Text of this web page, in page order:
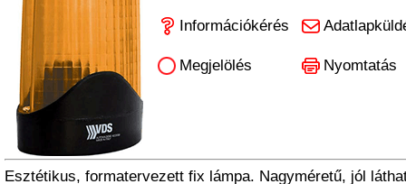
Információkérés
Megjelölés Nyomtatás
Esztétikus, formatervezett fix lámpa. Nagyméretű, jól